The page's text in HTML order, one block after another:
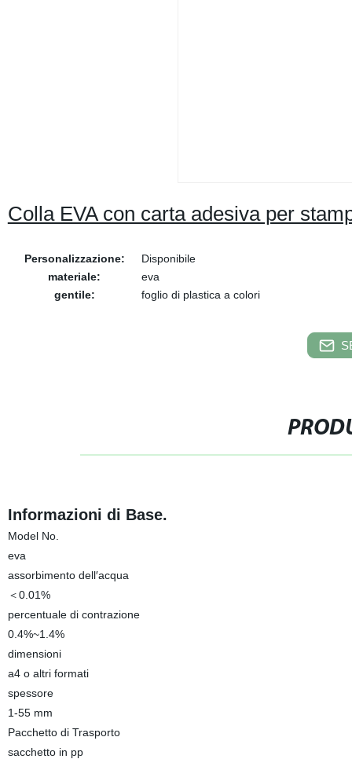
Colla EVA con carta adesiva per
Personalizzazione:
Disponibile
materiale:
eva
gentile:
foglio di plastica a colori
Informazioni di Base.
Model No.
eva
assorbimento dell′acqua
＜0.01%
percentuale di contrazione
0.4%~1.4%
dimensioni
a4 o altri formati
spessore
1-55 mm
Pacchetto di Trasporto
sacchetto in pp